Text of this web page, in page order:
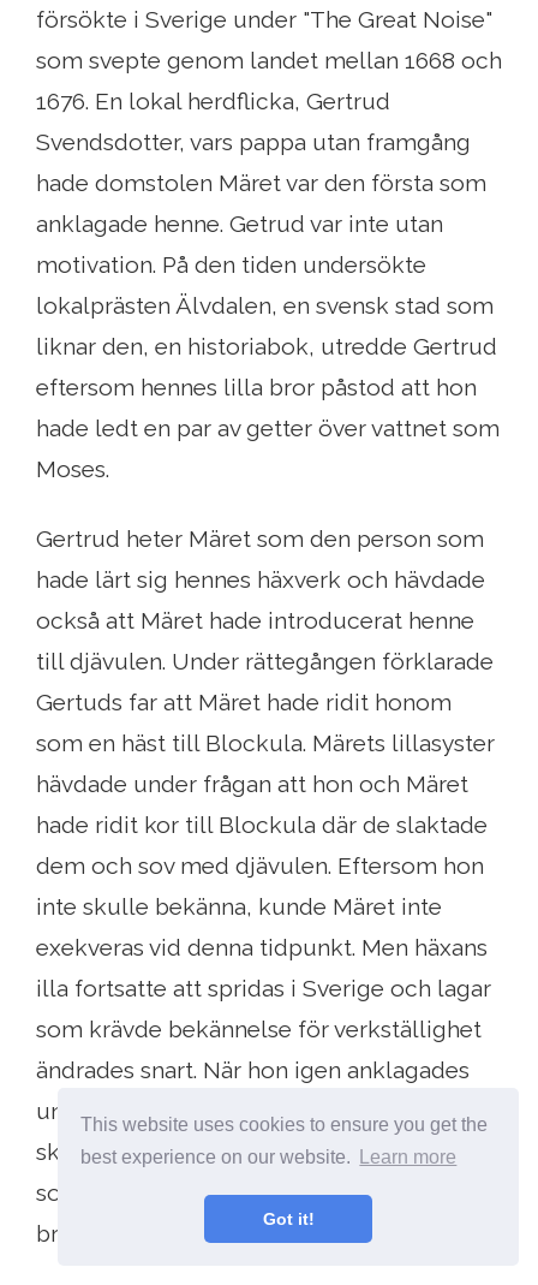
This website uses cookies to ensure you get the
best experience on our website.
Learn more
Got it!
försökte i Sverige under "The Great Noise"
som svepte genom landet mellan 1668 och
1676. En lokal herdflicka, Gertrud
Svendsdotter, vars pappa utan framgång
hade domstolen Märet var den första som
anklagade henne. Getrud var inte utan
motivation. På den tiden undersökte
lokalprästen Älvdalen, en svensk stad som
liknar den, en historiabok, utredde Gertrud
eftersom hennes lilla bror påstod att hon
hade ledt en par av getter över vattnet som
Moses.
Gertrud heter Märet som den person som
hade lärt sig hennes häxverk och hävdade
också att Märet hade introducerat henne
till djävulen. Under rättegången förklarade
Gertuds far att Märet hade ridit honom
som en häst till Blockula. Märets lillasyster
hävdade under frågan att hon och Märet
hade ridit kor till Blockula där de slaktade
dem och sov med djävulen. Eftersom hon
inte skulle bekänna, kunde Märet inte
exekveras vid denna tidpunkt. Men häxans
illa fortsatte att spridas i Sverige och lagar
som krävde bekännelse för verkställighet
ändrades snart. När hon igen anklagades
under Mora Witch Trials blev hon förklarad
skyldig. År 1672 avfärdades Jonsdotter,
som den svenska sedvanen, innan han
brändes.